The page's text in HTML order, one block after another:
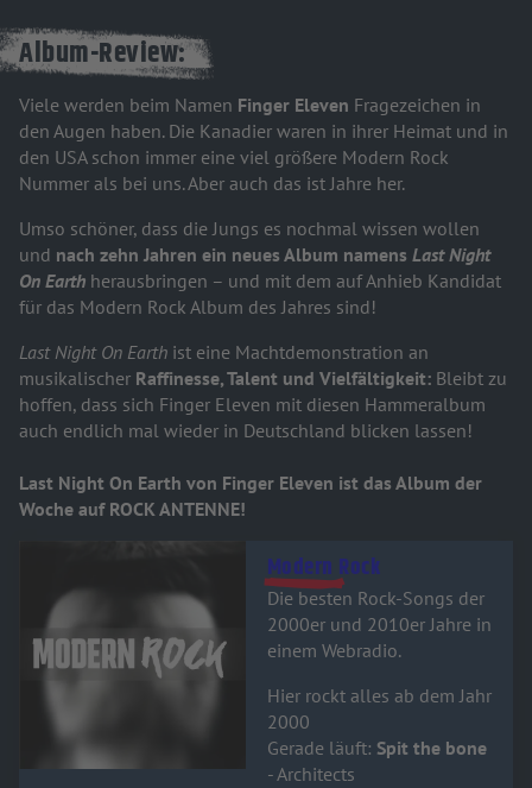
Album-Review:
Viele werden beim Namen Finger Eleven Fragezeichen in
den Augen haben. Die Kanadier waren in ihrer Heimat und in
den USA schon immer eine viel größere Modern Rock
Nummer als bei uns. Aber auch das ist Jahre her.
Umso schöner, dass die Jungs es nochmal wissen wollen
und nach zehn Jahren ein neues Album namens Last Night
On Earth herausbringen – und mit dem auf Anhieb Kandidat
für das Modern Rock Album des Jahres sind!
Last Night On Earth ist eine Machtdemonstration an
musikalischer Raffinesse, Talent und Vielfältigkeit: Bleibt zu
hoffen, dass sich Finger Eleven mit diesen Hammeralbum
auch endlich mal wieder in Deutschland blicken lassen!
Last Night On Earth von Finger Eleven ist das Album der
Woche auf ROCK ANTENNE!
Modern Rock
Die besten Rock-Songs der
2000er und 2010er Jahre in
einem Webradio.
Hier rockt alles ab dem Jahr
2000
Gerade läuft: Spit the bone
- Architects